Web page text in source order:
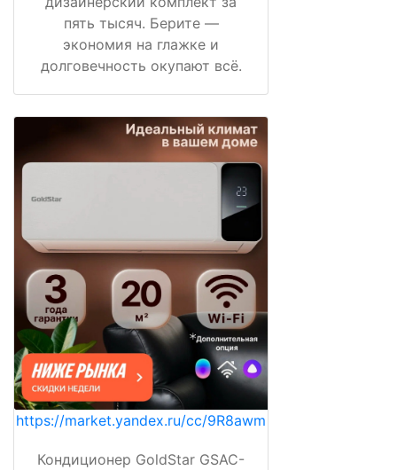
пять тысяч. Берите —
экономия на глажке и
долговечность окупают всё.
https://market.yandex.ru/cc/9R8awm
Кондиционер GoldStar GSAC-